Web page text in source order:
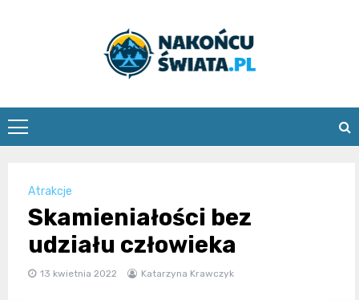
Atrakcje
Skamieniałości bez
udziału człowieka
13 kwietnia 2022 Katarzyna Krawczyk